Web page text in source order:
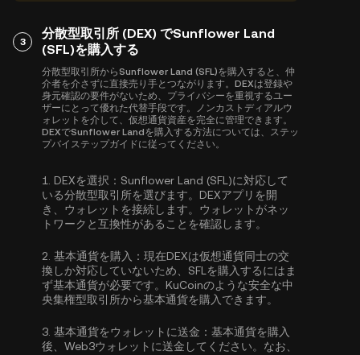
3
分散型取引所 (DEX) でSunflower Land
(SFL)を購入する
分散型取引所からSunflower Land (SFL)を購入すると、仲
介者を介さずに直接売り手とつながります。DEXは登録や
身元確認の要件がないため、プライバシーを重視するユー
ザーにとって優れた代替手段です。ノンカストディアルウ
ォレットを介して、仮想通貨資産を完全に管理できます。
DEXでSunflower Landを購入する方法については、ステッ
プバイステップガイドに従ってください。
1. DEXを選択： Sunflower Land (SFL)に対応して
いる分散型取引所を選びます。DEXアプリを開
き、ウォレットを接続します。ウォレットがネッ
トワークと互換性があることを確認します。
2. 基本通貨を購入： 現在DEXは仮想通貨同士の交
換しか対応していないため、SFLを購入するにはま
ず基本通貨が必要です。KuCoinのような安全な中
央集権型取引所から基本通貨を購入 できます。
3. 基本通貨をウォレットに送金： 基本通貨を購入
後、Web3ウォレットに送金してください。なお、